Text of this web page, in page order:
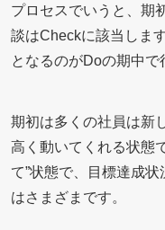
プロセスでいうと、期
談はCheckに該当しま
となるのがDoの期中で
期初は多くの社員は新
高く動いてくれる状態
て”状態で、目標達成
はさまざまです。